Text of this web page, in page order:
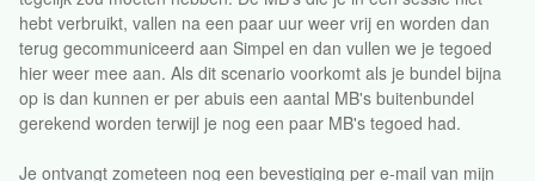
hebt verbruikt, vallen na een paar uur weer vrij en worden dan
terug gecommuniceerd aan Simpel en dan vullen we je tegoed
hier weer mee aan. Als dit scenario voorkomt als je bundel bijna
op is dan kunnen er per abuis een aantal MB's buitenbundel
gerekend worden terwijl je nog een paar MB's tegoed had.
Je ontvangt zometeen nog een bevestiging per e-mail van mijn